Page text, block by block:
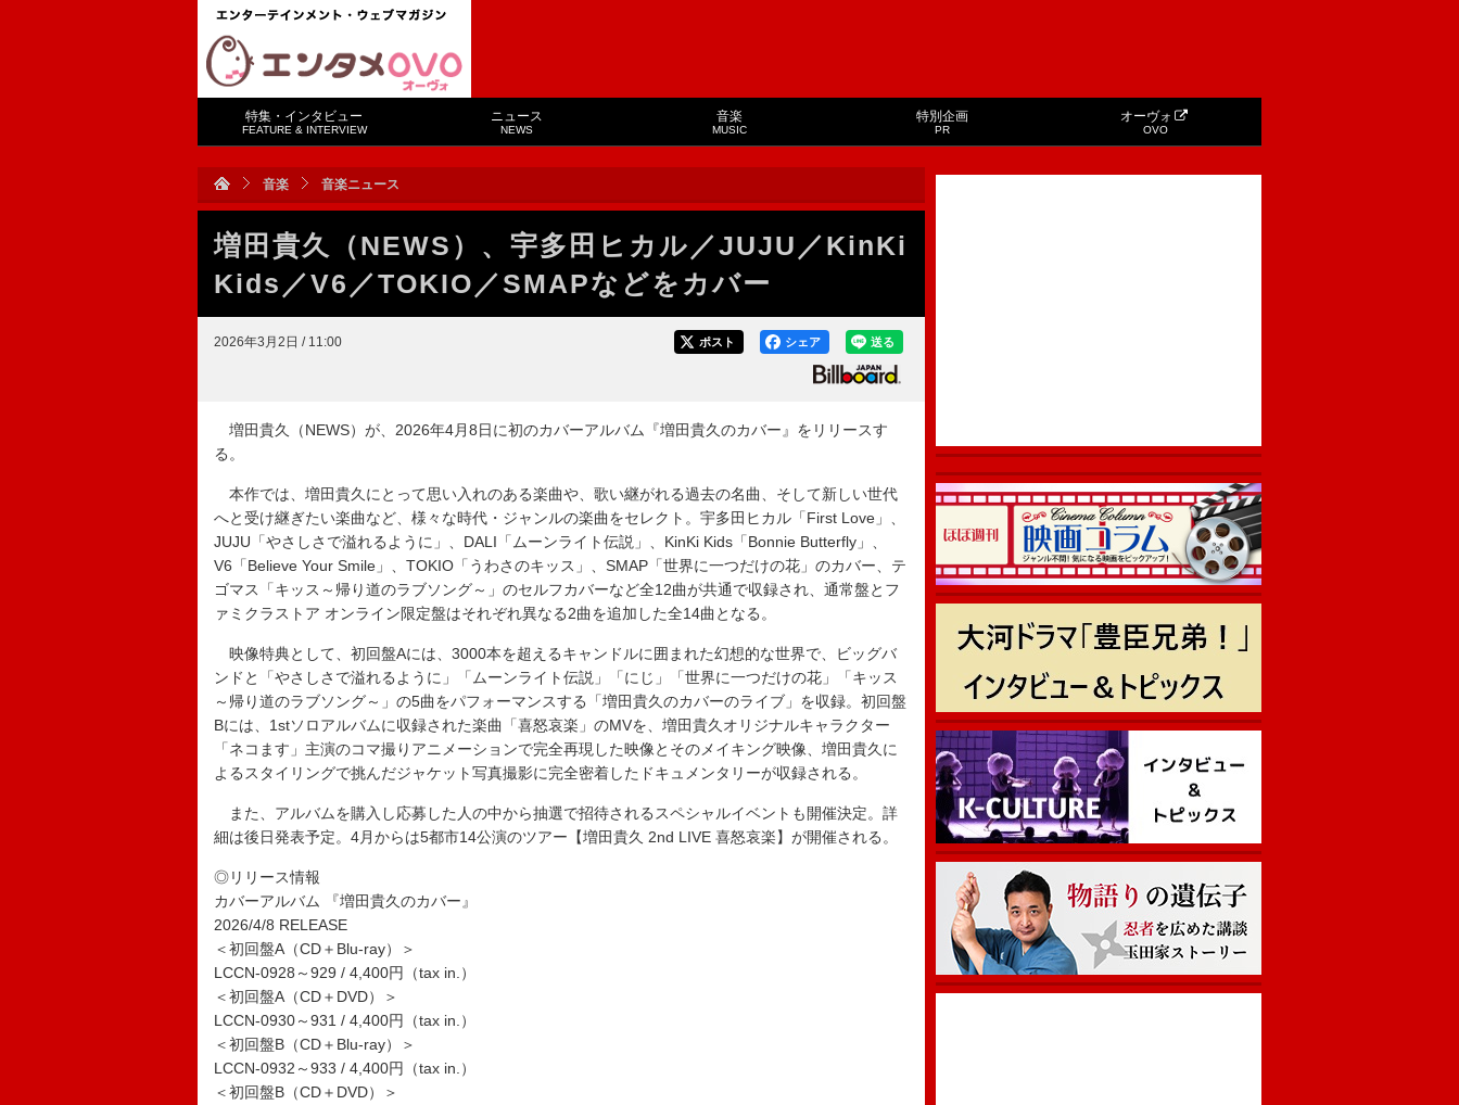
特集・インタビュー
FEATURE & INTERVIEW
ニュース
NEWS
音楽
MUSIC
特別企画
PR
オーヴォ
OVO
音楽 音楽ニュース
増田貴久（NEWS）、宇多田ヒカル／JUJU／KinKi
Kids／V6／TOKIO／SMAPなどをカバー
2026年3月2日 / 11:00 送る
シェア
ポスト
増田貴久（NEWS）が、2026年4月8日に初のカバーアルバム『増田貴久のカバー』をリリースす
る。
本作では、増田貴久にとって思い入れのある楽曲や、歌い継がれる過去の名曲、そして新しい世代
へと受け継ぎたい楽曲など、様々な時代・ジャンルの楽曲をセレクト。宇多田ヒカル「First Love」、
JUJU「やさしさで溢れるように」、DALI「ムーンライト伝説」、KinKi Kids「Bonnie Butterfly」、
V6「Believe Your Smile」、TOKIO「うわさのキッス」、SMAP「世界に一つだけの花」のカバー、テ
ゴマス「キッス～帰り道のラブソング～」のセルフカバーなど全12曲が共通で収録され、通常盤とフ
ァミクラストア オンライン限定盤はそれぞれ異なる2曲を追加した全14曲となる。
映像特典として、初回盤Aには、3000本を超えるキャンドルに囲まれた幻想的な世界で、ビッグバ
ンドと「やさしさで溢れるように」「ムーンライト伝説」「にじ」「世界に一つだけの花」「キッス
～帰り道のラブソング～」の5曲をパフォーマンスする「増田貴久のカバーのライブ」を収録。初回盤
Bには、1stソロアルバムに収録された楽曲「喜怒哀楽」のMVを、増田貴久オリジナルキャラクター
「ネコます」主演のコマ撮りアニメーションで完全再現した映像とそのメイキング映像、増田貴久に
よるスタイリングで挑んだジャケット写真撮影に完全密着したドキュメンタリーが収録される。
また、アルバムを購入し応募した人の中から抽選で招待されるスペシャルイベントも開催決定。詳
細は後日発表予定。4月からは5都市14公演のツアー【増田貴久 2nd LIVE 喜怒哀楽】が開催される。
◎リリース情報
カバーアルバム 『増田貴久のカバー』
2026/4/8 RELEASE
＜初回盤A（CD＋Blu-ray）＞
LCCN-0928～929 / 4,400円（tax in.）
＜初回盤A（CD＋DVD）＞
LCCN-0930～931 / 4,400円（tax in.）
＜初回盤B（CD＋Blu-ray）＞
LCCN-0932～933 / 4,400円（tax in.）
＜初回盤B（CD＋DVD）＞